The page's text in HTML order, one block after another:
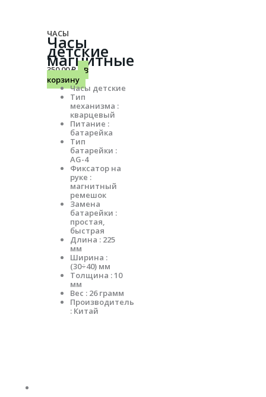
ЧАСЫ
Часы
детские
магнитные
350.00₽
В
корзину
Часы детские
Тип
механизма :
кварцевый
Питание :
батарейка
Тип
батарейки :
АG-4
Фиксатор на
руке :
магнитный
ремешок
Замена
батарейки :
простая,
быстрая
Длина : 225
мм
Ширина :
(30÷40) мм
Толщина : 10
мм
Вес : 26 грамм
Производитель
: Китай